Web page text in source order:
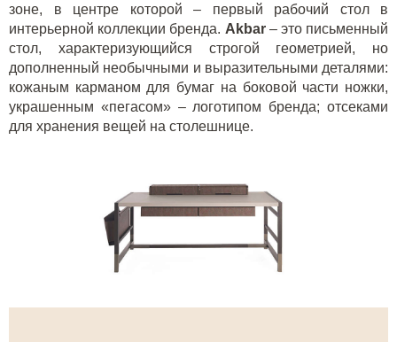
зоне, в центре которой – первый рабочий стол в
интерьерной коллекции бренда. Akbar – это письменный
стол, характеризующийся строгой геометрией, но
дополненный необычными и выразительными деталями:
кожаным карманом для бумаг на боковой части ножки,
украшенным «пегасом» – логотипом бренда; отсеками
для хранения вещей на столешнице.